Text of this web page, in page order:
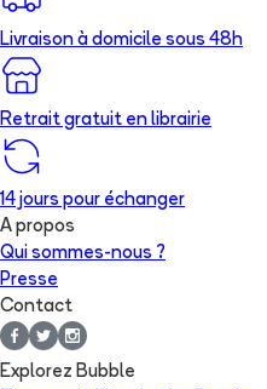
Livraison à domicile sous 48h
Retrait gratuit en librairie
14 jours pour échanger
A propos
Qui sommes-nous ?
Presse
Contact
Explorez Bubble